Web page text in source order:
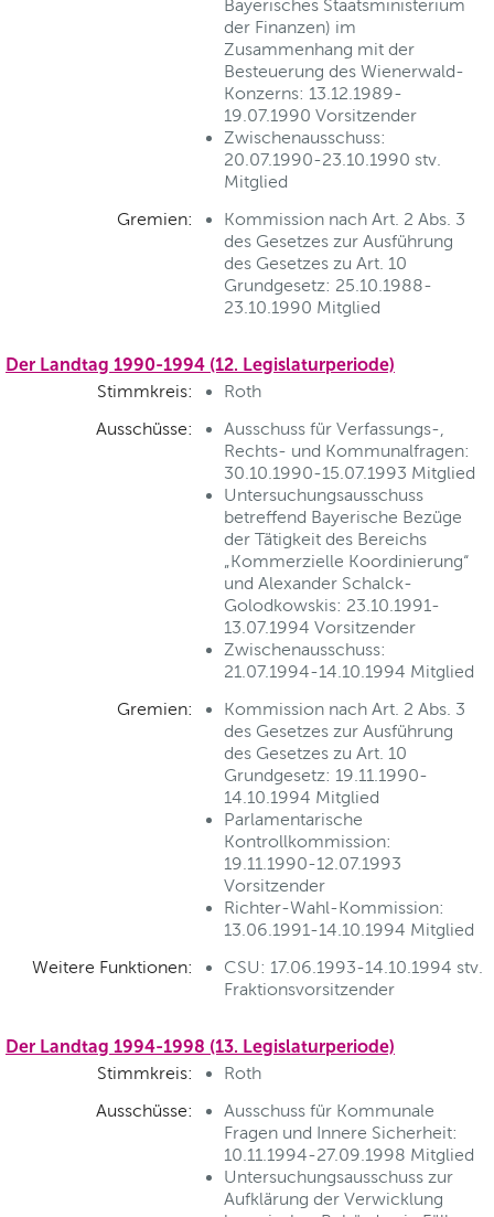
Bayerisches Staatsministerium
der Finanzen) im
Zusammenhang mit der
Besteuerung des Wienerwald-
Konzerns: 13.12.1989-
19.07.1990 Vorsitzender
Zwischenausschuss:
20.07.1990-23.10.1990 stv.
Mitglied
Gremien:
Kommission nach Art. 2 Abs. 3
des Gesetzes zur Ausführung
des Gesetzes zu Art. 10
Grundgesetz: 25.10.1988-
23.10.1990 Mitglied
Der Landtag 1990-1994 (12. Legislaturperiode)
Stimmkreis:
Roth
Ausschüsse:
Ausschuss für Verfassungs-,
Rechts- und Kommunalfragen:
30.10.1990-15.07.1993 Mitglied
Untersuchungsausschuss
betreffend Bayerische Bezüge
der Tätigkeit des Bereichs
„Kommerzielle Koordinierung“
und Alexander Schalck-
Golodkowskis: 23.10.1991-
13.07.1994 Vorsitzender
Zwischenausschuss:
21.07.1994-14.10.1994 Mitglied
Gremien:
Kommission nach Art. 2 Abs. 3
des Gesetzes zur Ausführung
des Gesetzes zu Art. 10
Grundgesetz: 19.11.1990-
14.10.1994 Mitglied
Parlamentarische
Kontrollkommission:
19.11.1990-12.07.1993
Vorsitzender
Richter-Wahl-Kommission:
13.06.1991-14.10.1994 Mitglied
Weitere Funktionen:
CSU: 17.06.1993-14.10.1994 stv.
Fraktionsvorsitzender
Der Landtag 1994-1998 (13. Legislaturperiode)
Stimmkreis:
Roth
Ausschüsse:
Ausschuss für Kommunale
Fragen und Innere Sicherheit:
10.11.1994-27.09.1998 Mitglied
Untersuchungsausschuss zur
Aufklärung der Verwicklung